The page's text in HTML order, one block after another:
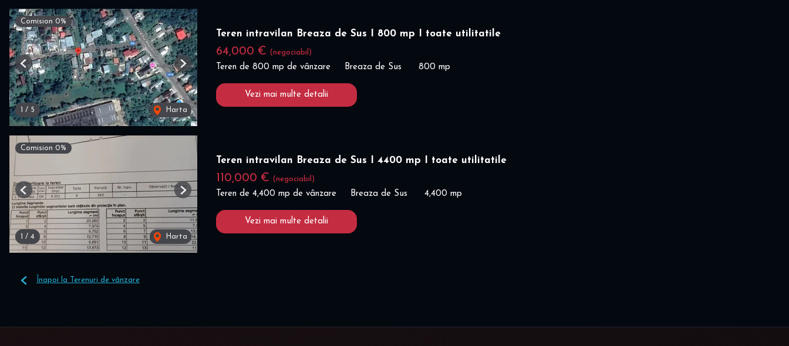
Comision 0%
1 / 5 Harta
Previous Next
Teren intravilan Breaza de Sus I 800 mp I toate utilitatile
64,000 € (negociabil)
Teren de 800 mp de vânzare Breaza de Sus 800 mp
Vezi mai multe detalii
Comision 0%
1 / 4 Harta
Previous Next
Teren intravilan Breaza de Sus I 4400 mp I toate utilitatile
110,000 € (negociabil)
Teren de 4,400 mp de vânzare Breaza de Sus 4,400 mp
Vezi mai multe detalii
Înapoi la Terenuri de vânzare